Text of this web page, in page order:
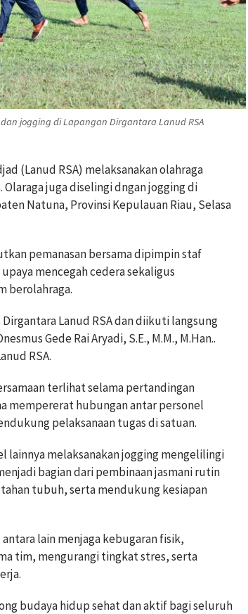
jogging di Lapangan Dirgantara Lanud RSA
(Lanud RSA) melaksanakan olahraga
juga diselingi dngan jogging di
Natuna, Provinsi Kepulauan Riau, Selasa
pemanasan bersama dipimpin staf
mencegah cedera sekaligus
berolahraga.
Lanud RSA dan diikuti langsung
Gede Rai Aryadi, S.E., M.M., M.Han..
RSA.
terlihat selama pertandingan
mempererat hubungan antar personel
pelaksanaan tugas di satuan.
lainnya melaksanakan jogging mengelilingi
bagian dari pembinaan jasmani rutin
tubuh, serta mendukung kesiapan
lain menjaga kebugaran fisik,
tim, mengurangi tingkat stres, serta
budaya hidup sehat dan aktif bagi seluruh